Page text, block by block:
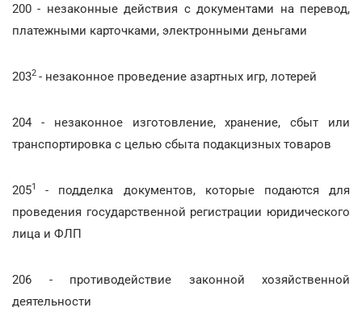
200 - незаконные действия с документами на перевод,
платежными карточками, электронными деньгами
2032 - незаконное проведение азартных игр, лотерей
204 - незаконное изготовление, хранение, сбыт или
транспортировка с целью сбыта подакцизных товаров
2051 - подделка документов, которые подаются для
проведения государственной регистрации юридического
лица и ФЛП
206 - противодействие законной хозяйственной
деятельности